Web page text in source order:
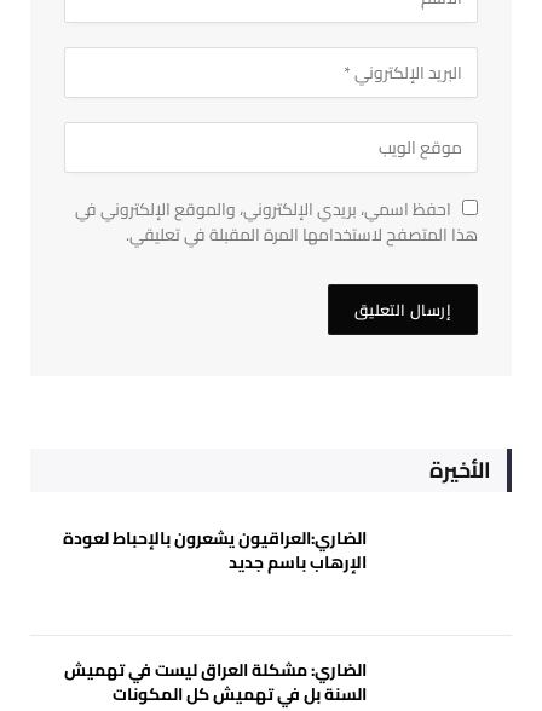
احفظ اسمي، بريدي الإلكتروني، والموقع الإلكتروني في
هذا المتصفح لاستخدامها المرة المقبلة في تعليقي.
الأخيرة
الضاري:العراقيون يشعرون بالإحباط لعودة
الإرهاب باسم جديد
الضاري: مشكلة العراق ليست في تهميش
السنة بل في تهميش كل المكونات